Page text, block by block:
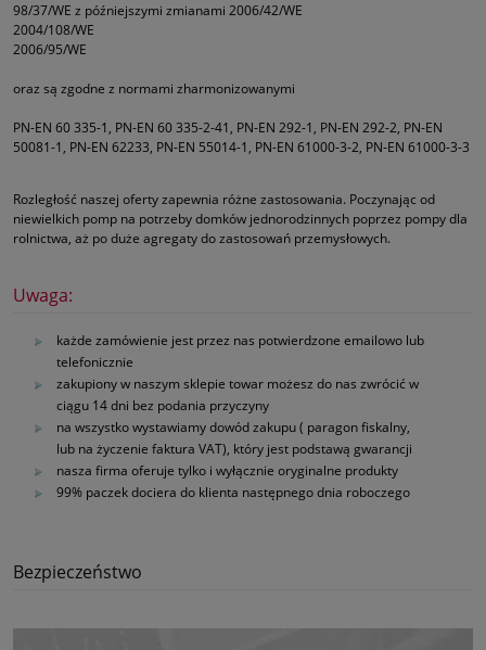
98/37/WE z późniejszymi zmianami 2006/42/WE
2004/108/WE
2006/95/WE
oraz są zgodne z normami zharmonizowanymi
PN-EN 60 335-1, PN-EN 60 335-2-41, PN-EN 292-1, PN-EN 292-2, PN-EN
50081-1, PN-EN 62233, PN-EN 55014-1, PN-EN 61000-3-2, PN-EN 61000-3-3
Rozległość naszej oferty zapewnia różne zastosowania. Poczynając od
niewielkich pomp na potrzeby domków jednorodzinnych poprzez pompy dla
rolnictwa, aż po duże agregaty do zastosowań przemysłowych.
Uwaga:
każde zamówienie jest przez nas potwierdzone emailowo lub
telefonicznie
zakupiony w naszym sklepie towar możesz do nas zwrócić w
ciągu 14 dni bez podania przyczyny
na wszystko wystawiamy dowód zakupu ( paragon fiskalny,
lub na życzenie faktura VAT), który jest podstawą gwarancji
nasza firma oferuje tylko i wyłącznie oryginalne produkty
99% paczek dociera do klienta następnego dnia roboczego
Bezpieczeństwo